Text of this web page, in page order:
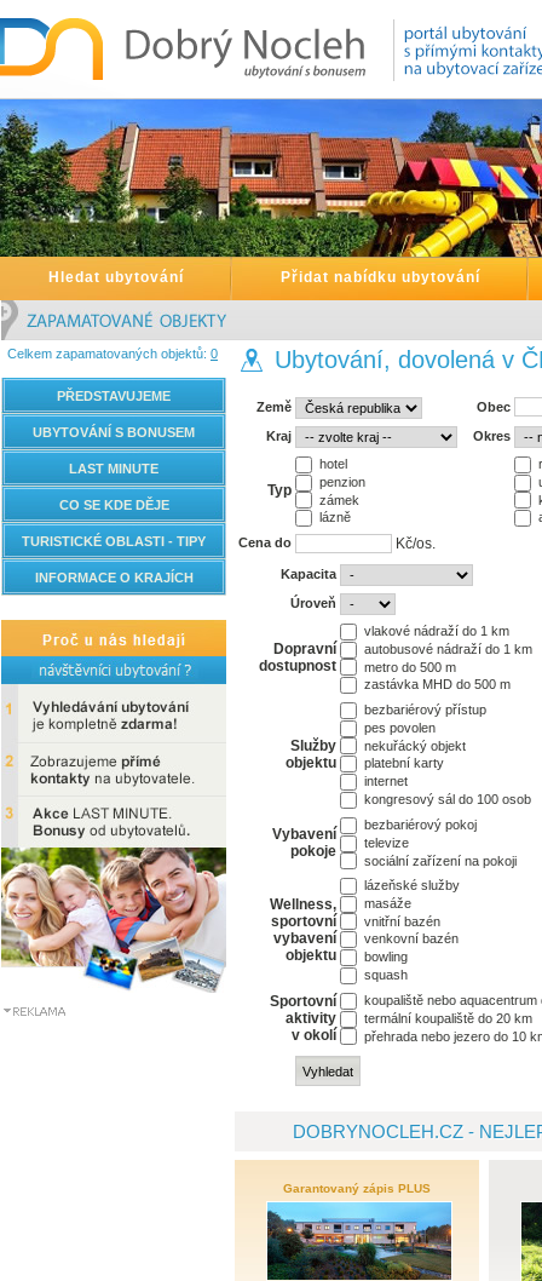
Hledat ubytování Přidat nabídku ubytování
Celkem zapamatovaných objektů: 0
PŘEDSTAVUJEME
UBYTOVÁNÍ S BONUSEM
LAST MINUTE
CO SE KDE DĚJE
TURISTICKÉ OBLASTI - TIPY
INFORMACE O KRAJÍCH
Ubytování, dovolená v
Země
Obec
Kraj
Okres
Typ
hotel
penzion
zámek
lázně
Cena do
Kč/os.
Kapacita
Úroveň
Dopravní
dostupnost
vlakové nádraží do 1 km
autobusové nádraží do 1 km
metro do 500 m
zastávka MHD do 500 m
Služby
objektu
bezbariérový přístup
pes povolen
nekuřácký objekt
platební karty
internet
kongresový sál do 100 osob
Vybavení
pokoje
bezbariérový pokoj
televize
sociální zařízení na pokoji
Wellness,
sportovní
vybavení
objektu
lázeňské služby
masáže
vnitřní bazén
venkovní bazén
bowling
squash
Sportovní
aktivity
v okolí
koupaliště nebo aquacentrum
termální koupaliště do 20 km
přehrada nebo jezero do 10
DOBRYNOCLEH.CZ -
Garantovaný zápis PLUS